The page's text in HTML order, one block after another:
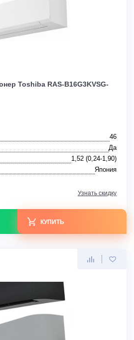
Toshiba RAS-B16G3KVSG-
46
Да
1,52 (0,24-1,90)
Япония
Узнать скидку
КУПИТЬ